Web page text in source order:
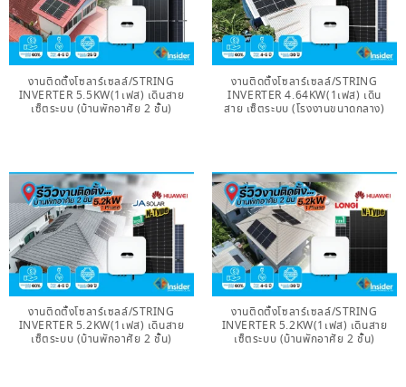
งานติดตั้งโซลาร์เซลล์/STRING
INVERTER 5.5KW(1เฟส) เดินสาย
เซ็ตระบบ (บ้านพักอาศัย 2 ชั้น)
งานติดตั้งโซลาร์เซลล์/STRING
INVERTER 4.64KW(1เฟส) เดิน
สาย เซ็ตระบบ (โรงงานขนาดกลาง)
งานติดตั้งโซลาร์เซลล์/STRING
INVERTER 5.2KW(1เฟส) เดินสาย
เซ็ตระบบ (บ้านพักอาศัย 2 ชั้น)
งานติดตั้งโซลาร์เซลล์/STRING
INVERTER 5.2KW(1เฟส) เดินสาย
เซ็ตระบบ (บ้านพักอาศัย 2 ชั้น)